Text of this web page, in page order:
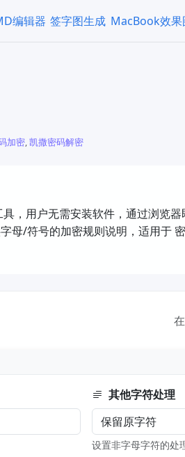
编辑器 签字图生成 MacBook效果
加密,凯撒密码解密
，用户无需安装软件，通过浏览
母/符号的加密规则说明，适用于
其他字符处理
设置非字母字符的处